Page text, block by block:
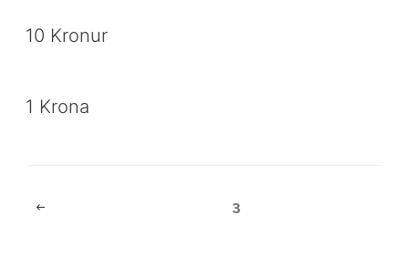
10 Kronur
1 Krona
Beitragsnavigation
Vorherige
Seite3